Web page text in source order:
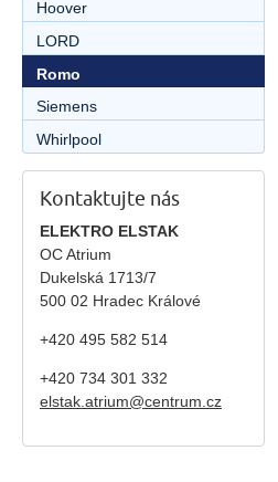
Hoover
LORD
Romo
Siemens
Whirlpool
Kontaktujte nás
ELEKTRO ELSTAK
OC Atrium
Dukelská 1713/7
500 02 Hradec Králové
+420 495 582 514
+420 734 301 332
elstak.atrium@centrum.cz